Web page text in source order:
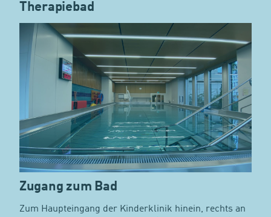
Therapiebad
Zugang zum Bad
Zum Haupteingang der Kinderklinik hinein, rechts an